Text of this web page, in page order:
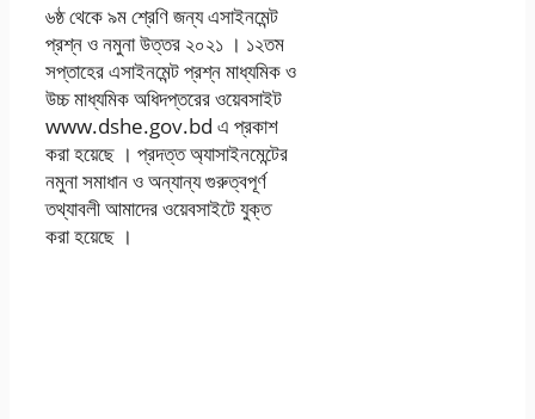
৬ষ্ঠ থেকে ৯ম শ্রেণি জন্য এসাইনমেন্ট
প্রশ্ন ও নমুনা উত্তর ২০২১ । ১২তম
সপ্তাহের এসাইনমেন্ট প্রশ্ন মাধ্যমিক ও
উচ্চ মাধ্যমিক অধিদপ্তরের ওয়েবসাইট
www.dshe.gov.bd এ প্রকাশ
করা হয়েছে । প্রদত্ত অ্যাসাইনমেন্টের
নমুনা সমাধান ও অন্যান্য গুরুত্বপূর্ণ
তথ্যাবলী আমাদের ওয়েবসাইটে যুক্ত
করা হয়েছে ।